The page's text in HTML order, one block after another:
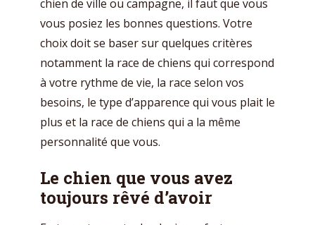
chien de ville ou campagne, il faut que vous
vous posiez les bonnes questions. Votre
choix doit se baser sur quelques critères
notamment la race de chiens qui correspond
à votre rythme de vie, la race selon vos
besoins, le type d’apparence qui vous plait le
plus et la race de chiens qui a la même
personnalité que vous.
Le chien que vous avez
toujours rêvé d’avoir